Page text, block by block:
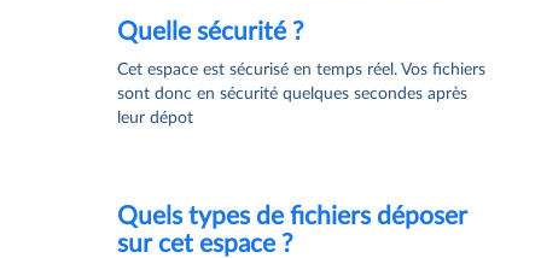
Quelle sécurité ?
Cet espace est sécurisé en temps réel. Vos fichiers
sont donc en sécurité quelques secondes après
leur dépot
Quels types de fichiers déposer
sur cet espace ?